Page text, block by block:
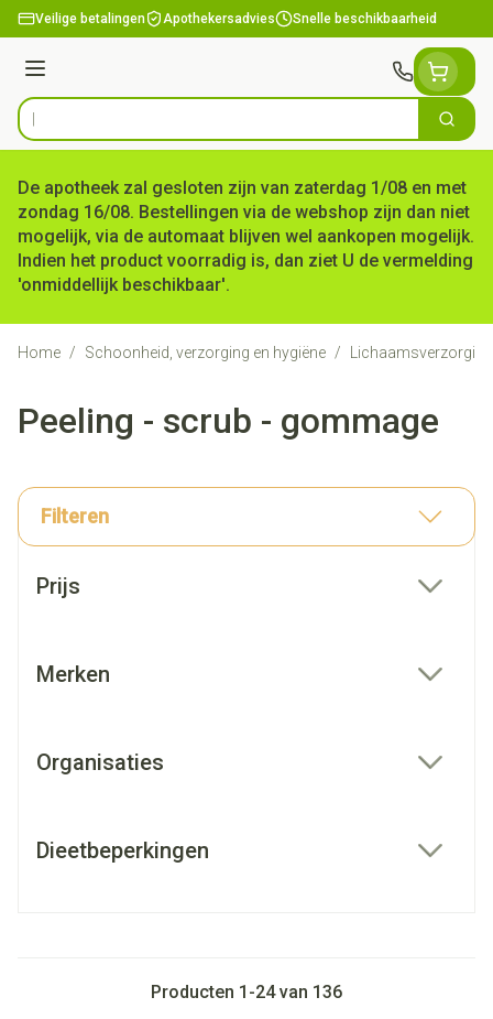
Ga naar de inhoud
Veilige betalingen Apothekersadvies Snelle beschikbaarheid
Menu
Product, merk, categorie... Zoek
De apotheek zal gesloten zijn van zaterdag 1/08 en met
zondag 16/08. Bestellingen via de webshop zijn dan niet
mogelijk, via de automaat blijven wel aankopen mogelijk.
Indien het product voorradig is, dan ziet U de vermelding
'onmiddellijk beschikbaar'.
Home / Schoonheid, verzorging en hygiëne / Lichaamsverzorging
Peeling - scrub - gommage
Filteren
Prijs
Merken
Organisaties
Dieetbeperkingen
Producten 1 -24van 136